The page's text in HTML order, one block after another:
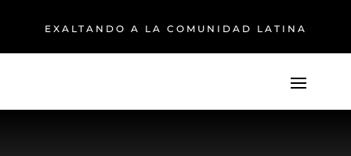
EXALTANDO A LA COMUNIDAD LATINA